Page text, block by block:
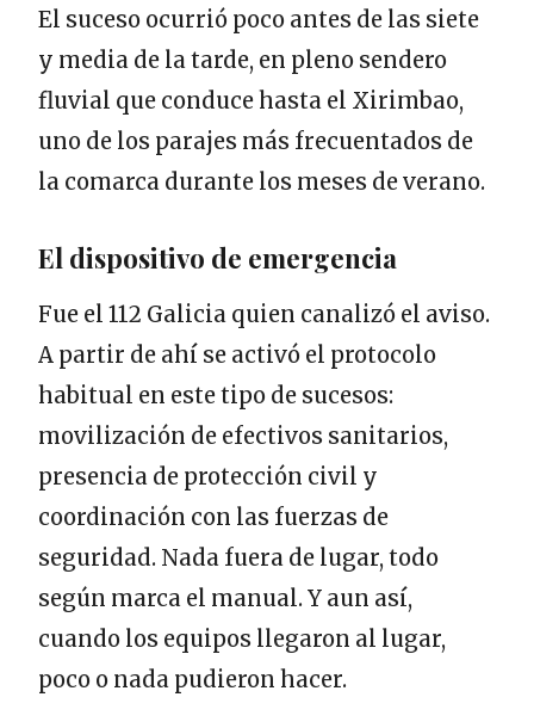
El suceso ocurrió poco antes de las siete
y media de la tarde, en pleno sendero
fluvial que conduce hasta el Xirimbao,
uno de los parajes más frecuentados de
la comarca durante los meses de verano.
El dispositivo de emergencia
Fue el 112 Galicia quien canalizó el aviso.
A partir de ahí se activó el protocolo
habitual en este tipo de sucesos:
movilización de efectivos sanitarios,
presencia de protección civil y
coordinación con las fuerzas de
seguridad. Nada fuera de lugar, todo
según marca el manual. Y aun así,
cuando los equipos llegaron al lugar,
poco o nada pudieron hacer.